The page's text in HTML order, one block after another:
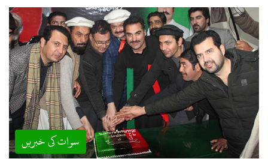
سوات کی خبریں